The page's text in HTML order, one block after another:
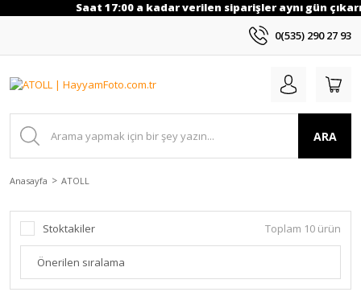
Saat 17:00 a kadar verilen siparişler aynı gün
0(535) 290 27 93
ARA
Anasayfa ATOLL
Stoktakiler Toplam 10 ürün